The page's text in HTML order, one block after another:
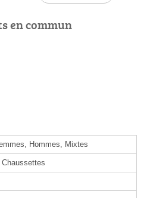
en commun
Hommes, Mixtes